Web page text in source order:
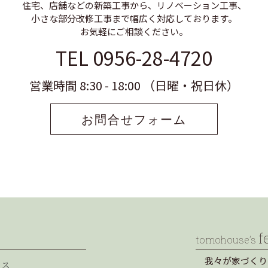
住宅、店舗などの新築工事から、リノベーション工事、
小さな部分改修工事まで幅広く対応しております。
お気軽にご相談ください。
TEL 0956-28-4720
営業時間 8:30 - 18:00 （日曜・祝日休）
お問合せフォーム
tomohouse’s
我々が家づく